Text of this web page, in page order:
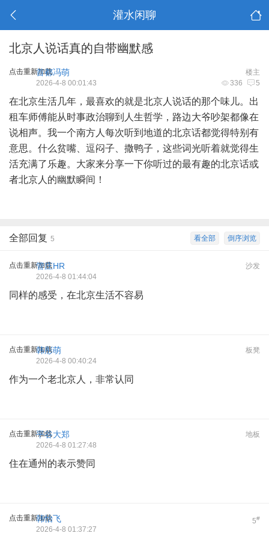
灌水闲聊
北京人说话真的自带幽默感
点击重新加载 楼主
首都冯萌
336 5
2026-4-8 00:01:43
在北京生活几年，最喜欢的就是北京人说话的那个味儿。出
租车师傅能从时事政治聊到人生哲学，路边大爷吵架都像在
说相声。我一个南方人每次听到地道的北京话都觉得特别有
意思。什么贫嘴、逗闷子、撒鸭子，这些词光听着就觉得生
活充满了乐趣。大家来分享一下你听过的最有趣的北京话或
者北京人的幽默瞬间！
倒序浏览
看全部
全部回复 5
点击重新加载 沙发
管庄HR
2026-4-8 01:44:04
同样的感受，在北京生活不容易
点击重新加载 板凳
韩彤萌
2026-4-8 00:40:24
作为一个老北京人，非常认同
点击重新加载 地板
平谷大郑
2026-4-8 01:27:48
住在通州的表示赞同
点击重新加载 5#
韩怡飞
2026-4-8 01:37:27